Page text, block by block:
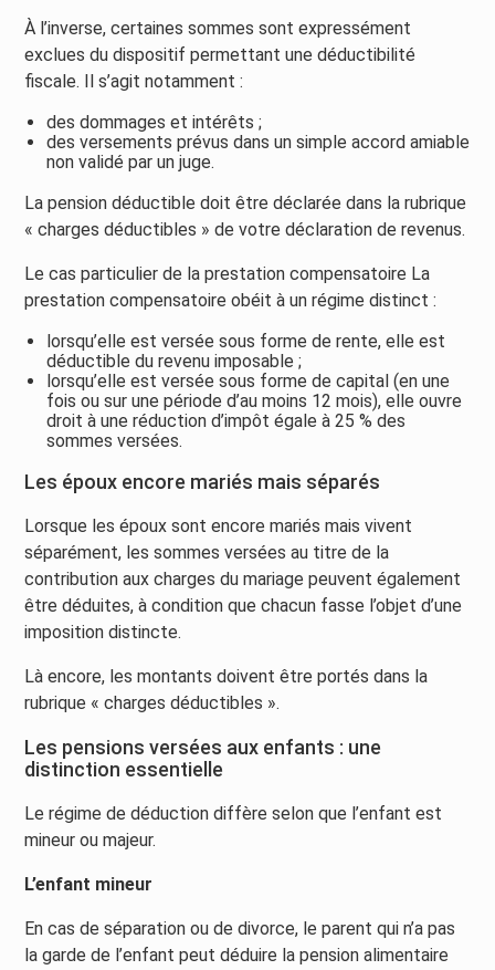
À l’inverse, certaines sommes sont expressément
exclues du dispositif permettant une déductibilité
fiscale. Il s’agit notamment :
des dommages et intérêts ;
des versements prévus dans un simple accord amiable
non validé par un juge.
La pension déductible doit être déclarée dans la rubrique
« charges déductibles » de votre déclaration de revenus.
Le cas particulier de la prestation compensatoire La
prestation compensatoire obéit à un régime distinct :
lorsqu’elle est versée sous forme de rente, elle est
déductible du revenu imposable ;
lorsqu’elle est versée sous forme de capital (en une
fois ou sur une période d’au moins 12 mois), elle ouvre
droit à une réduction d’impôt égale à 25 % des
sommes versées.
Les époux encore mariés mais séparés
Lorsque les époux sont encore mariés mais vivent
séparément, les sommes versées au titre de la
contribution aux charges du mariage peuvent également
être déduites, à condition que chacun fasse l’objet d’une
imposition distincte.
Là encore, les montants doivent être portés dans la
rubrique « charges déductibles ».
Les pensions versées aux enfants : une
distinction essentielle
Le régime de déduction diffère selon que l’enfant est
mineur ou majeur.
L’enfant mineur
En cas de séparation ou de divorce, le parent qui n’a pas
la garde de l’enfant peut déduire la pension alimentaire